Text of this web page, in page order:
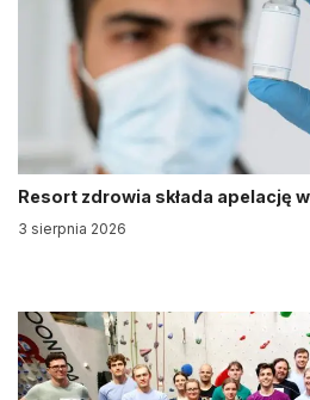
Resort zdrowia składa apelację
3 sierpnia 2026